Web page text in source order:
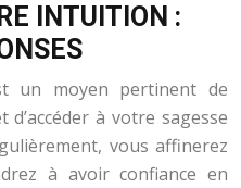
INTUITION :
un moyen pertinent de
à votre sagesse
vous affinerez
à avoir confiance en